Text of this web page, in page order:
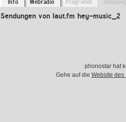
Info Webradio Programm
Sendungen von laut.fm hey-music_2
phonostar hat
Gehe auf die Website des